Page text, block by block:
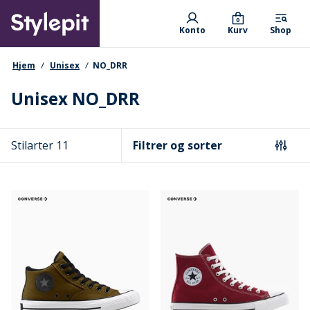
main
content
Primary departments
Konto Kurv
0
Shop
navigationssti
Hjem Unisex NO_DRR
Unisex NO_DRR
Stilarter 11 Filtrer og sorter